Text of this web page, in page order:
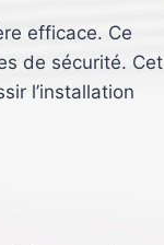
efficace. Ce
de sécurité. Cet
l’installation